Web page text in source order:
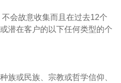
会故意收集而且在过去12个
潜在客户的以下任何类型的个
族或民族、宗教或哲学信仰、